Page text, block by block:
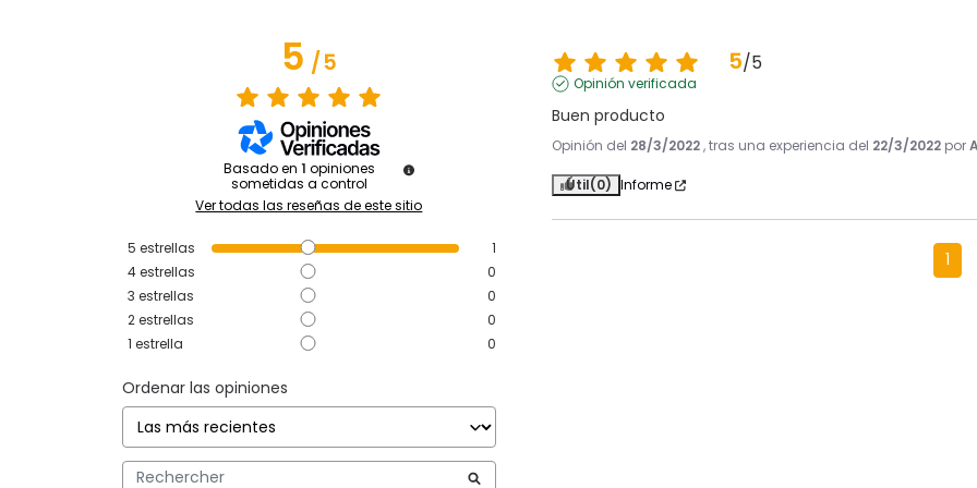
5/5
Basado en 1 opiniones
sometidas a control
Ver todas las reseñas de este sitio
5 estrellas
1
4estrellas
0
3 estrellas
0
2estrellas
0
1 estrella 0
Ordenar las opiniones
5/5
Opinión verificada
Buen producto
Opinión del 28/3/2022, tras una experiencia del 22/3/2022 por
Útil(0) Informe
1